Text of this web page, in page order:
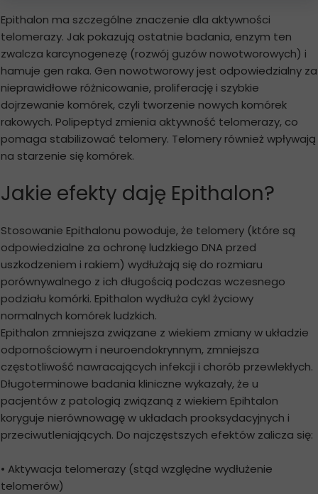
Epithalon ma szczególne znaczenie dla aktywności
telomerazy. Jak pokazują ostatnie badania, enzym ten
zwalcza karcynogenezę (rozwój guzów nowotworowych) i
hamuje gen raka. Gen nowotworowy jest odpowiedzialny za
nieprawidłowe różnicowanie, proliferację i szybkie
dojrzewanie komórek, czyli tworzenie nowych komórek
rakowych. Polipeptyd zmienia aktywność telomerazy, co
pomaga stabilizować telomery. Telomery również wpływają
na starzenie się komórek.
Jakie efekty daję Epithalon?
Stosowanie Epithalonu powoduje, że telomery (które są
odpowiedzialne za ochronę ludzkiego DNA przed
uszkodzeniem i rakiem) wydłużają się do rozmiaru
porównywalnego z ich długością podczas wczesnego
podziału komórki. Epithalon wydłuża cykl życiowy
normalnych komórek ludzkich.
Epithalon zmniejsza związane z wiekiem zmiany w układzie
odpornościowym i neuroendokrynnym, zmniejsza
częstotliwość nawracających infekcji i chorób przewlekłych.
Długoterminowe badania kliniczne wykazały, że u
pacjentów z patologią związaną z wiekiem Epihtalon
koryguje nierównowagę w układach prooksydacyjnych i
przeciwutleniających. Do najczęstszych efektów zalicza się:
• Aktywacja telomerazy (stąd względne wydłużenie
telomerów)